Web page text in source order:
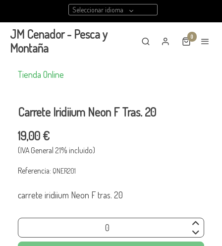
Seleccionar idioma
JM Cenador - Pesca y
Montaña
0
Tienda Online
Carrete Iridiium Neon F Tras. 20
19,00 €
(IVA General 21% incluido)
Referencia: QNER201
carrete iridiium Neon F tras. 20